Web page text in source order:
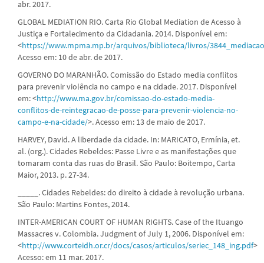
abr. 2017.
GLOBAL MEDIATION RIO. Carta Rio Global Mediation de Acesso à
Justiça e Fortalecimento da Cidadania. 2014. Disponível em:
<https://www.mpma.mp.br/arquivos/biblioteca/livros/
Acesso em: 10 de abr. de 2017.
GOVERNO DO MARANHÃO. Comissão do Estado media conflitos
para prevenir violência no campo e na cidade. 2017. Disponível
em: <http://www.ma.gov.br/comissao-do-estado-media-
conflitos-de-reintegracao-de-posse-para-prevenir-violencia-no-
campo-e-na-cidade/>. Acesso em: 13 de maio de 2017.
HARVEY, David. A liberdade da cidade. In: MARICATO, Ermínia, et.
al. (org.). Cidades Rebeldes: Passe Livre e as manifestações que
tomaram conta das ruas do Brasil. São Paulo: Boitempo, Carta
Maior, 2013. p. 27-34.
_____. Cidades Rebeldes: do direito à cidade à revolução urbana.
São Paulo: Martins Fontes, 2014.
INTER-AMERICAN COURT OF HUMAN RIGHTS. Case of the Ituango
Massacres v. Colombia. Judgment of July 1, 2006. Disponível em:
<http://www.corteidh.or.cr/docs/casos/articulos/seriec_148_ing.pdf>
Acesso: em 11 mar. 2017.